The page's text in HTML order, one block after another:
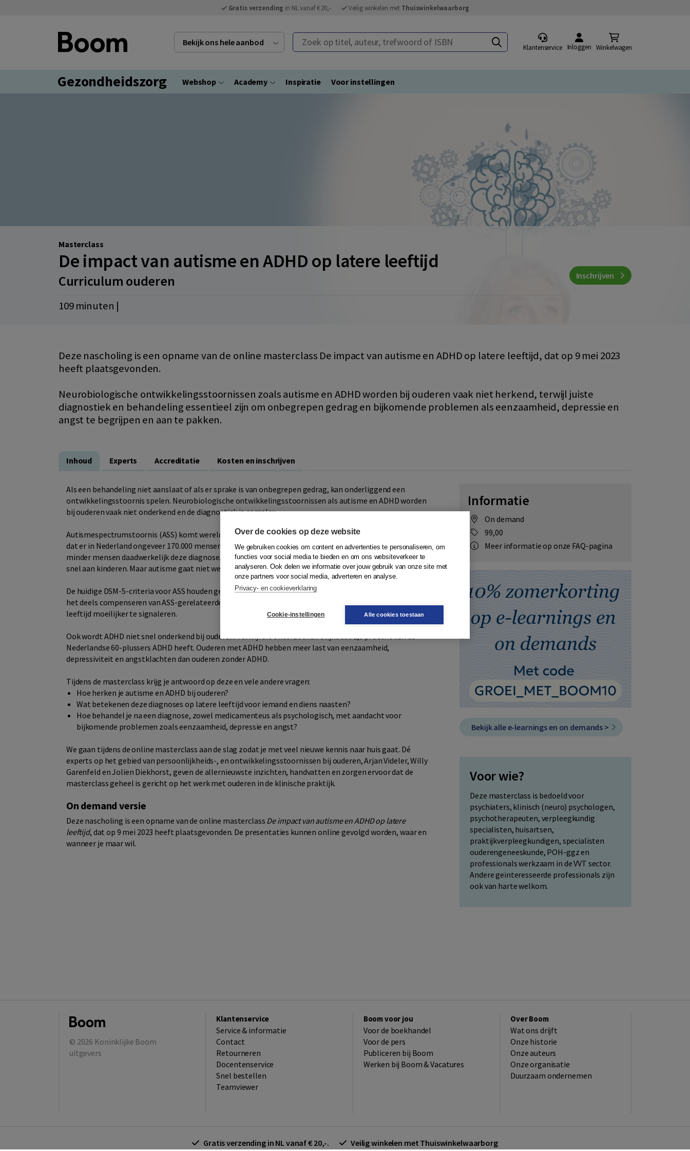
Gratis verzending in NL vanaf € 20,- Veilig winkelen met Thuiswinkelwaarborg
Bekijk ons hele aanbod Zoek op titel, auteur, trefwoord of ISBN
Klantenservice Inloggen Winkelwagen
Gezondheidszorg Webshop Academy Inspiratie Voor instellingen
Masterclass
De impact van autisme en ADHD op latere leeftijd
Curriculum ouderen
109 minuten |
Inschrijven
Deze nascholing is een opname van de online masterclass De impact van autisme en ADHD op latere leeftijd, dat op 9 mei 2023
heeft plaatsgevonden.
Neurobiologische ontwikkelingsstoornissen zoals autisme en ADHD worden bij ouderen vaak niet herkend, terwijl juiste
diagnostiek en behandeling essentieel zijn om onbegrepen gedrag en bijkomende problemen als eenzaamheid, depressie en
angst te begrijpen en aan te pakken.
Inhoud Experts Accreditatie Kosten en inschrijven
Als een behandeling niet aanslaat of als er sprake is van onbegrepen gedrag, kan onderliggend een
ontwikkelingsstoornis spelen. Neurobiologische ontwikkelingsstoornissen als autisme en ADHD worden
bij ouderen vaak niet onderkend en de diagnostiek is complex.
Autismespectrumstoornis (ASS) komt wereldwijd voor bij rond één procent van de bevolking. Dit betekent
dat er in Nederland ongeveer 170.000 mensen zijn met een vorm van autisme. In de praktijk krijgen veel
minder mensen daadwerkelijk deze diagnose. Vooral bij ouderen is dit het geval. Bij autisme denken we
snel aan kinderen. Maar autisme gaat niet weg als je ouder wordt.
De huidige DSM-5-criteria voor ASS houden geen rekening met de manifestatie op oudere leeftijd, zoals
het deels compenseren van ASS-gerelateerde beperkingen. Hierdoor zijn ASS-symptomen op latere
leeftijd moeilijker te signaleren.
Ook wordt ADHD niet snel onderkend bij ouderen. Terwijl uit onderzoeken blijkt dat 2,8 procent van de
Nederlandse 60-plussers ADHD heeft. Ouderen met ADHD hebben meer last van eenzaamheid,
depressiviteit en angstklachten dan ouderen zonder ADHD.
Tijdens de masterclass krijg je antwoord op deze en vele andere vragen:
Hoe herken je autisme en ADHD bij ouderen?
Wat betekenen deze diagnoses op latere leeftijd voor iemand en diens naasten?
Hoe behandel je na een diagnose, zowel medicamenteus als psychologisch, met aandacht voor
bijkomende problemen zoals eenzaamheid, depressie en angst?
We gaan tijdens de online masterclass aan de slag zodat je met veel nieuwe kennis naar huis gaat. Dé
experts op het gebied van persoonlijkheids-, en ontwikkelingsstoornissen bij ouderen, Arjan Videler, Willy
Garenfeld en Jolien Diekhorst, geven de allernieuwste inzichten, handvatten en zorgen ervoor dat de
masterclass geheel is gericht op het werk met ouderen in de klinische praktijk.
On demand versie
Deze nascholing is een opname van de online masterclass De impact van autisme en ADHD op latere
leeftijd, dat op 9 mei 2023 heeft plaatsgevonden. De presentaties kunnen online gevolgd worden, waar en
wanneer je maar wil.
Informatie
On demand
99,00
Meer informatie op onze FAQ-pagina
Bekijk alle e-learnings en on demands >
Voor wie?
Deze masterclass is bedoeld voor
psychiaters, klinisch (neuro) psychologen,
psychotherapeuten, verpleegkundig
specialisten, huisartsen,
praktijkverpleegkundigen, specialisten
ouderengeneeskunde, POH-ggz en
professionals werkzaam in de VVT sector.
Andere geïnteresseerde professionals zijn
ook van harte welkom.
© 2026 Koninklijke Boom
uitgevers
Klantenservice
Service & informatie
Contact
Retourneren
Docentenservice
Snel bestellen
Teamviewer
Boom voor jou
Voor de boekhandel
Voor de pers
Publiceren bij Boom
Werken bij Boom & Vacatures
Over Boom
Wat ons drijft
Onze historie
Onze auteurs
Onze organisatie
Duurzaam ondernemen
Gratis verzending in NL vanaf € 20,-. Veilig winkelen met Thuiswinkelwaarborg
Over de cookies op deze website
We gebruiken cookies om content en advertenties te personaliseren, om
functies voor social media te bieden en om ons websiteverkeer te
analyseren. Ook delen we informatie over jouw gebruik van onze site met
onze partners voor social media, adverteren en analyse.
Privacy- en cookieverklaring
Cookie-instellingen Alle cookies toestaan